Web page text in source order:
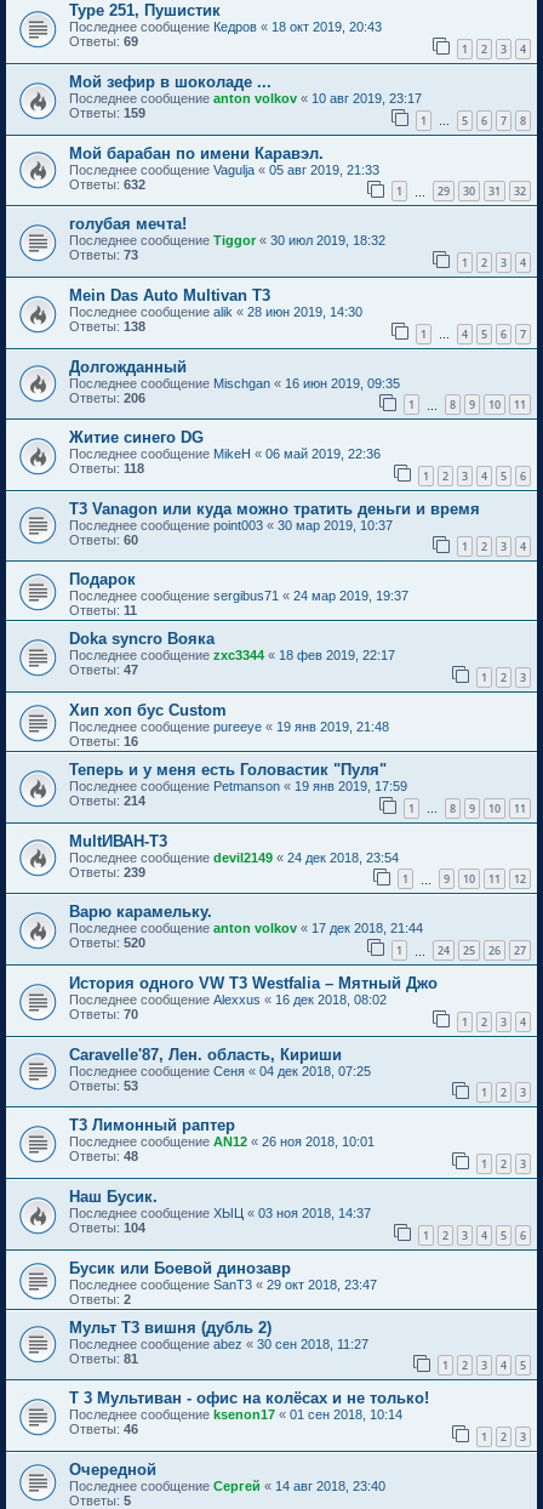
Type 251, Пушистик
Последнее сообщение Кедров « 18 окт 2019, 20:43
Ответы: 69 1 2 3 4
Мой зефир в шоколаде ...
Последнее сообщение anton volkov « 10 авг 2019, 23:17
Ответы: 159 1 … 5 6 7 8
Мой барабан по имени Каравэл.
Последнее сообщение Vagulja « 05 авг 2019, 21:33
Ответы: 632 1 29 30 31 32
голубая мечта!
Последнее сообщение Tiggor « 30 июл 2019, 18:32
Ответы: 73 1 2 3 4
Mein Das Auto Multivan T3
Последнее сообщение alik « 28 июн 2019, 14:30
Ответы: 138 1 … 4 5 6 7
Долгожданный
Последнее сообщение Mischgan « 16 июн 2019, 09:35
Ответы: 206 1 8 9 10 11
Житие синего DG
Последнее сообщение MikeH « 06 май 2019, 22:36
Ответы: 118 1 2 3 4 5 6
Т3 Vanagon или куда можно тратить деньги и время
Последнее сообщение point003 « 30 мар 2019, 10:37
Ответы: 60 1 2 3 4
Подарок
Последнее сообщение sergibus71 « 24 мар 2019, 19:37
Ответы: 11
Doka syncro Вояка
Последнее сообщение zxc3344 « 18 фев 2019, 22:17
Ответы: 47 1 2 3
Хип хоп бус Custom
Последнее сообщение pureeye « 19 янв 2019, 21:48
Ответы: 16
Теперь и у меня есть Головастик "Пуля"
Последнее сообщение Petmanson « 19 янв 2019, 17:59
Ответы: 214 1 … 8 9 10 11
MultИВАН-T3
Последнее сообщение devil2149 « 24 дек 2018, 23:54
Ответы: 239 1 9 10 11 12
Варю карамельку.
Последнее сообщение anton volkov « 17 дек 2018, 21:44
Ответы: 520 1 24 25 26 27
История одного VW T3 Westfalia – Мятный Джо
Последнее сообщение Alexxus « 16 дек 2018, 08:02
Ответы: 70 1 2 3 4
Caravelle'87, Лен. область, Кириши
Последнее сообщение Сеня « 04 дек 2018, 07:25
Ответы: 53 1 2 3
Т3 Лимонный раптер
Последнее сообщение AN12 « 26 ноя 2018, 10:01
Ответы: 48 1 2 3
Наш Бусик.
Последнее сообщение ХЫЦ « 03 ноя 2018, 14:37
Ответы: 104 1 2 3 4 5 6
Бусик или Боевой динозавр
Последнее сообщение SanT3 « 29 окт 2018, 23:47
Ответы: 2
Мульт Т3 вишня (дубль 2)
Последнее сообщение abez « 30 сен 2018, 11:27
Ответы: 81 1 2 3 4 5
Т 3 Мультиван - офис на колёсах и не только!
Последнее сообщение ksenon17 « 01 сен 2018, 10:14
Ответы: 46 1 2 3
Очередной
Последнее сообщение Сергей « 14 авг 2018, 23:40
Ответы: 5